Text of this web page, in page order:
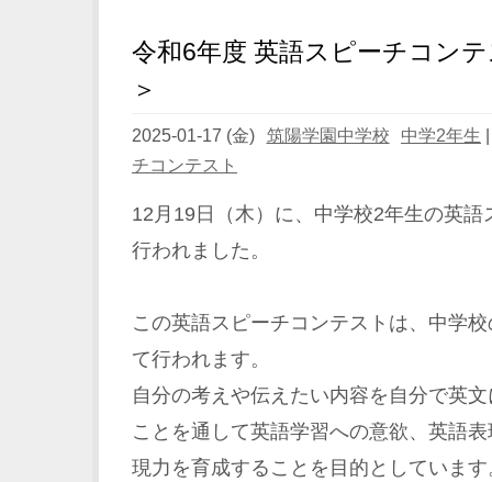
令和6年度 英語スピーチコン
＞
2025-01-17 (金) 筑陽学園中学校 中学2年生
チコンテスト
12月19日（木）に、中学校2年生の英
行われました。
この英語スピーチコンテストは、中学
て行われます。
自分の考えや伝えたい内容を自分で英
ことを通して英語学習への意欲、英語
現力を育成することを目的としています